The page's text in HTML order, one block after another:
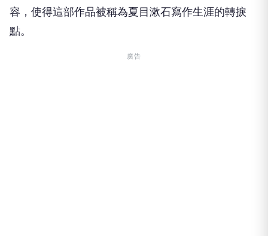
容，使得這部作品被稱為夏目漱石寫作生涯的轉捩
點。
廣告